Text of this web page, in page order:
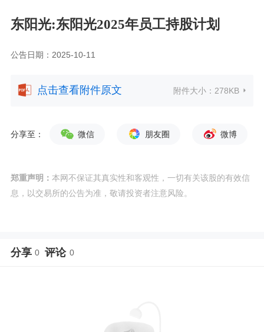
东阳光:东阳光2025年员工持股计划
公告日期：2025-10-11
点击查看附件原文 附件大小： 278KB
分享至： 微信 朋友圈 微博
郑重声明： 本网不保证其真实性和客观性，一切有关该股的有效信
息，以交易所的公告为准，敬请投资者注意风险。
分享 0 评论 0